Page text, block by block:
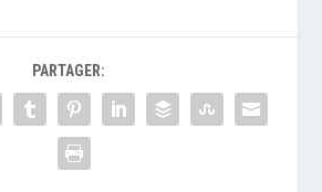
PARTAGER: